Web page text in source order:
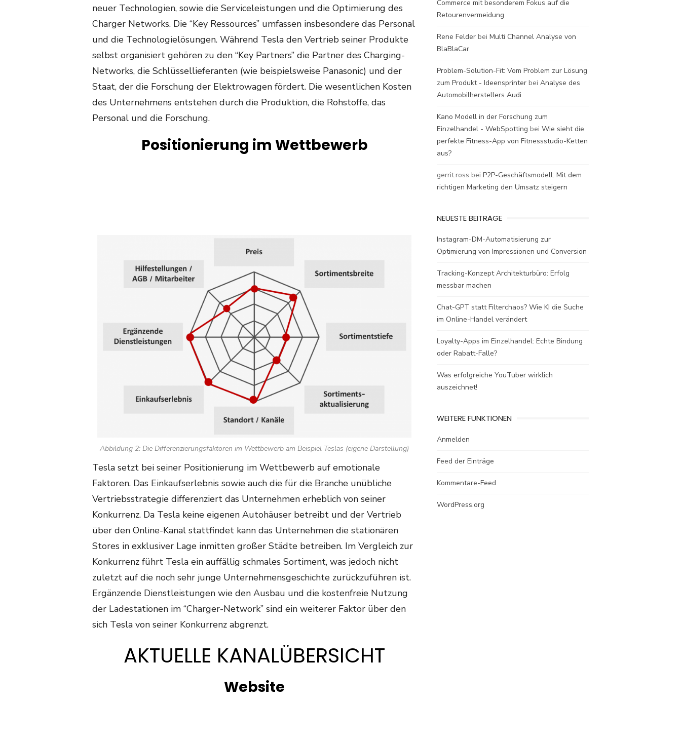
neuer Technologien, sowie die Serviceleistungen und die Optimierung des
Charger Networks. Die “Key Ressources” umfassen insbesondere das Personal
und die Technologielösungen. Während Tesla den Vertrieb seiner Produkte
selbst organisiert gehören zu den “Key Partners” die Partner des Charging-
Networks, die Schlüssellieferanten (wie beispielsweise Panasonic) und der
Staat, der die Forschung der Elektrowagen fördert. Die wesentlichen Kosten
des Unternehmens entstehen durch die Produktion, die Rohstoffe, das
Personal und die Forschung.
Positionierung im Wettbewerb
Abbildung 2: Die Differenzierungsfaktoren im Wettbewerb am Beispiel Teslas (eigene Darstellung)
Tesla setzt bei seiner Positionierung im Wettbewerb auf emotionale
Faktoren. Das Einkaufserlebnis sowie auch die für die Branche unübliche
Vertriebsstrategie differenziert das Unternehmen erheblich von seiner
Konkurrenz. Da Tesla keine eigenen Autohäuser betreibt und der Vertrieb
über den Online-Kanal stattfindet kann das Unternehmen die stationären
Stores in exklusiver Lage inmitten großer Städte betreiben. Im Vergleich zur
Konkurrenz führt Tesla ein auffällig schmales Sortiment, was jedoch nicht
zuletzt auf die noch sehr junge Unternehmensgeschichte zurückzuführen ist.
Ergänzende Dienstleistungen wie den Ausbau und die kostenfreie Nutzung
der Ladestationen im “Charger-Network” sind ein weiterer Faktor über den
sich Tesla von seiner Konkurrenz abgrenzt.
AKTUELLE KANALÜBERSICHT
Website
Commerce mit besonderem Fokus auf die
Retourenvermeidung
Rene Felder bei Multi Channel Analyse von
BlaBlaCar
Problem-Solution-Fit: Vom Problem zur Lösung
zum Produkt - Ideensprinter bei Analyse des
Automobilherstellers Audi
Kano Modell in der Forschung zum
Einzelhandel - WebSpotting bei Wie sieht die
perfekte Fitness-App von Fitnessstudio-Ketten
aus?
gerrit.ross bei P2P-Geschäftsmodell: Mit dem
richtigen Marketing den Umsatz steigern
NEUESTE BEITRÄGE
Instagram-DM-Automatisierung zur
Optimierung von Impressionen und Conversion
Tracking-Konzept Architekturbüro: Erfolg
messbar machen
Chat-GPT statt Filterchaos? Wie KI die Suche
im Online-Handel verändert
Loyalty-Apps im Einzelhandel: Echte Bindung
oder Rabatt-Falle?
Was erfolgreiche YouTuber wirklich
auszeichnet!
WEITERE FUNKTIONEN
Anmelden
Feed der Einträge
Kommentare-Feed
WordPress.org